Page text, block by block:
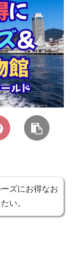
ズにお得なお
い。